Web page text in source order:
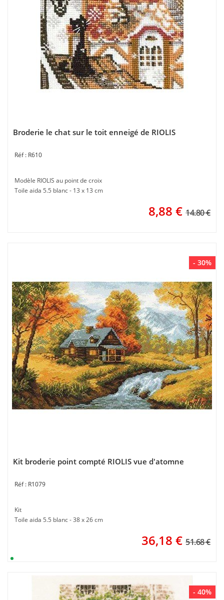
Broderie le chat sur le toit enneigé de RIOLIS
R610
Modèle RIOLIS au point de croix
Toile aida 5.5 blanc - 13 x 13 cm
8,88 € 14.80 €
- 30%
Kit broderie point compté RIOLIS vue d'atomne
R1079
Kit
Toile aida 5.5 blanc - 38 x 26 cm
36,18 € 51.68 €
- 40%